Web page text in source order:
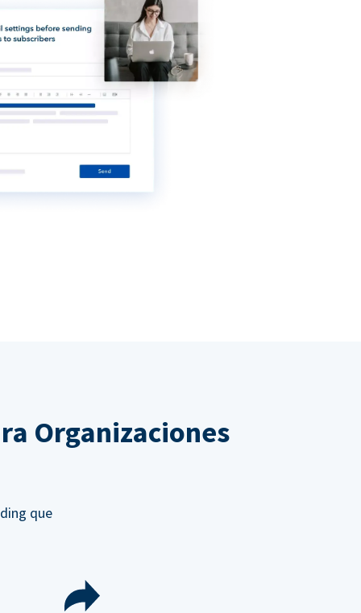
Organizaciones
que